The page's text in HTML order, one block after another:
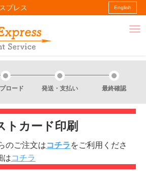
プレス English
ロード 発送・支払い 最終確認
トカード印刷
のご注文はコチラ をご利用くださ
はコチラ